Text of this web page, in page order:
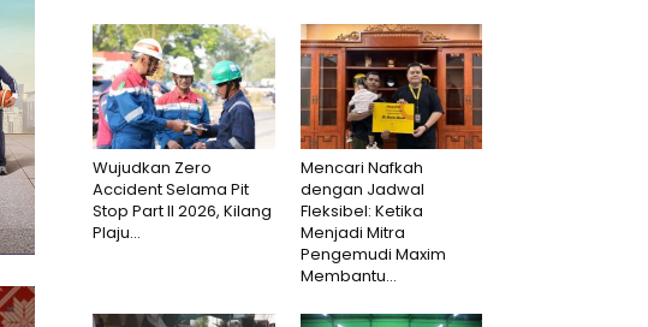
Wujudkan Zero
Accident Selama Pit
Stop Part II 2026, Kilang
Plaju...
Mencari Nafkah
dengan Jadwal
Fleksibel: Ketika
Menjadi Mitra
Pengemudi Maxim
Membantu...